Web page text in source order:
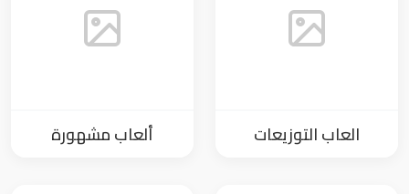
العاب التوزيعات ألعاب مشهورة